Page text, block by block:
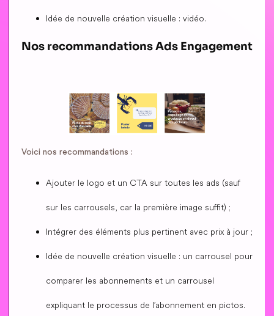
Idée de nouvelle création visuelle : vidéo.
Nos recommandations Ads Engagement
Voici nos recommandations :
Ajouter le logo et un CTA sur toutes les ads (sauf
sur les carrousels, car la première image suffit) ;
Intégrer des éléments plus pertinent avec prix à jour ;
Idée de nouvelle création visuelle : un carrousel pour
comparer les abonnements et un carrousel
expliquant le processus de l’abonnement en pictos.